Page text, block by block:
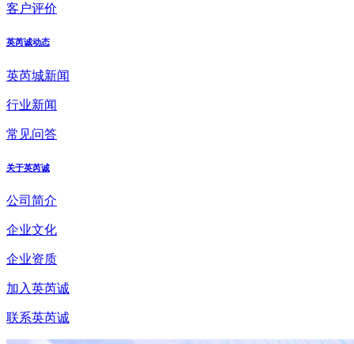
客户评价
英芮诚动态
英芮城新闻
行业新闻
常见问答
关于英芮诚
公司简介
企业文化
企业资质
加入英芮诚
联系英芮诚